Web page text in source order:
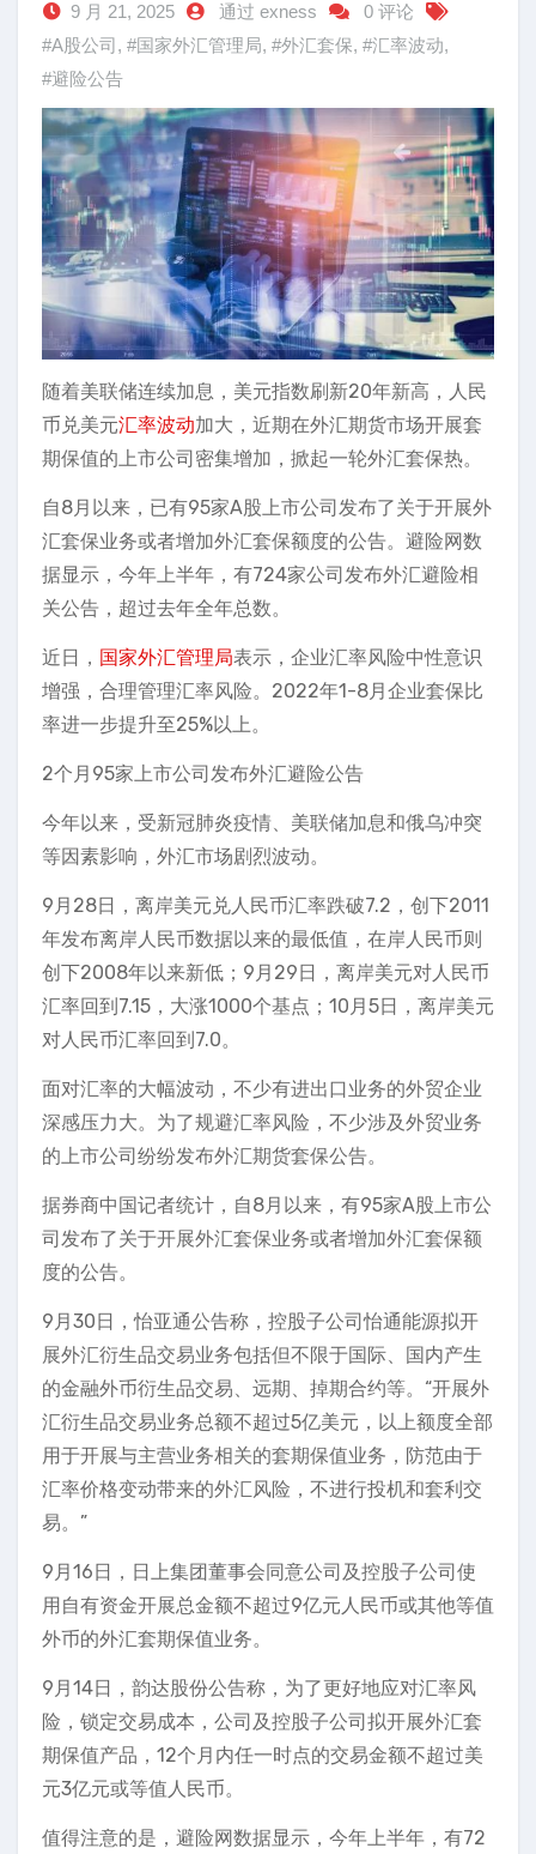
9 月 21, 2025 通过 exness
0 评论
#A股公司 , #国家外汇管理局, #外汇套保, #汇率波动,
#避险公告
随着美联储连续加息，美元指数刷新20年新高，人民
币兑美元汇率波动加大，近期在外汇期货市场开展套
期保值的上市公司密集增加，掀起一轮外汇套保热。
自8月以来，已有95家A股上市公司发布了关于开展外
汇套保业务或者增加外汇套保额度的公告。避险网数
据显示，今年上半年，有724家公司发布外汇避险相
关公告，超过去年全年总数。
近日， 国家外汇管理局表示，企业汇率风险中性意识
增强，合理管理汇率风险。2022年1-8月企业套保比
率进一步提升至25%以上。
2个月95家上市公司发布外汇避险公告
今年以来，受新冠肺炎疫情、美联储加息和俄乌冲突
等因素影响，外汇市场剧烈波动。
9月28日，离岸美元兑人民币汇率跌破7.2，创下2011
年发布离岸人民币数据以来的最低值，在岸人民币则
创下2008年以来新低；9月29日，离岸美元对人民币
汇率回到7.15，大涨1000个基点；10月5日，离岸美元
对人民币汇率回到7.0。
面对汇率的大幅波动，不少有进出口业务的外贸企业
深感压力大。为了规避汇率风险，不少涉及外贸业务
的上市公司纷纷发布外汇期货套保公告。
据券商中国记者统计，自8月以来，有95家A股上市公
司发布了关于开展外汇套保业务或者增加外汇套保额
度的公告。
9月30日，怡亚通公告称，控股子公司怡通能源拟开
展外汇衍生品交易业务包括但不限于国际、国内产生
的金融外币衍生品交易、远期、掉期合约等。“开展外
汇衍生品交易业务总额不超过5亿美元，以上额度全部
用于开展与主营业务相关的套期保值业务，防范由于
汇率价格变动带来的外汇风险，不进行投机和套利交
易。”
9月16日，日上集团董事会同意公司及控股子公司使
用自有资金开展总金额不超过9亿元人民币或其他等值
外币的外汇套期保值业务。
9月14日，韵达股份公告称，为了更好地应对汇率风
险，锁定交易成本，公司及控股子公司拟开展外汇套
期保值产品，12个月内任一时点的交易金额不超过美
元3亿元或等值人民币。
值得注意的是，避险网数据显示，今年上半年，有72